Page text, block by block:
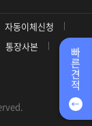
빠
른
견
적
자동이체신청
통장사본